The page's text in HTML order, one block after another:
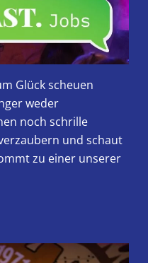
Glück scheuen
weder
noch schrille
und schaut
zu einer unserer